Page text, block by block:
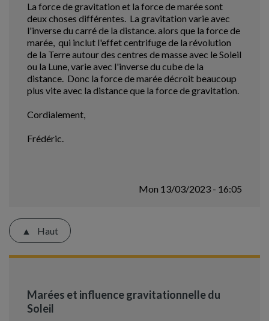
La force de gravitation et la force de marée sont
deux choses différentes. La gravitation varie avec
l'inverse du carré de la distance. alors que la force de
marée, qui inclut l'effet centrifuge de la révolution
de la Terre autour des centres de masse avec le Soleil
ou la Lune, varie avec l'inverse du cube de la
distance. Donc la force de marée décroit beaucoup
plus vite avec la distance que la force de gravitation.
Cordialement,
Frédéric.
Mon 13/03/2023 - 16:05
Haut
Marées et influence gravitationnelle du
Soleil